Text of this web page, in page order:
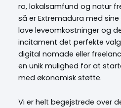
ro, lokalsamfund og natur
så er Extremadura med
lave leveomkostninger og
incitament det perfekte
digital nomade eller
en unik mulighed for at
med økonomisk støtte.
Vi er helt begejstrede over